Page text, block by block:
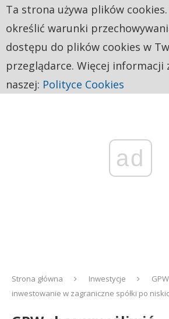
ad
Strona główna Inwestycje
inwestowanie w zagraniczne spółki po
Ta strona używa plików cookies.
określić warunki
dostępu do plików cookies w
przeglądarce. Więcej informacji
naszej: Polityce Cookies